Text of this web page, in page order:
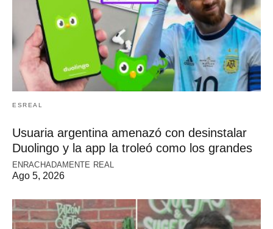
ESREAL
Usuaria argentina amenazó con desinstalar
Duolingo y la app la troleó como los grandes
ENRACHADAMENTE REAL
Ago 5, 2026